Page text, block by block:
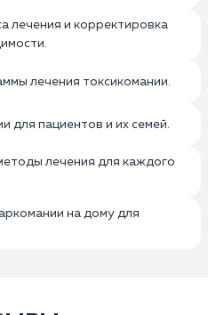
лечения и корректировка
лечения токсикомании.
для пациентов и их семей.
лечения для каждого
на дому для